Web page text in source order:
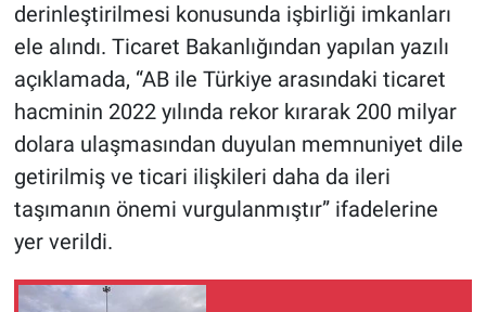
derinleştirilmesi konusunda işbirliği imkanları
ele alındı. Ticaret Bakanlığından yapılan yazılı
açıklamada, “AB ile Türkiye arasındaki ticaret
hacminin 2022 yılında rekor kırarak 200 milyar
dolara ulaşmasından duyulan memnuniyet dile
getirilmiş ve ticari ilişkileri daha da ileri
taşımanın önemi vurgulanmıştır” ifadelerine
yer verildi.